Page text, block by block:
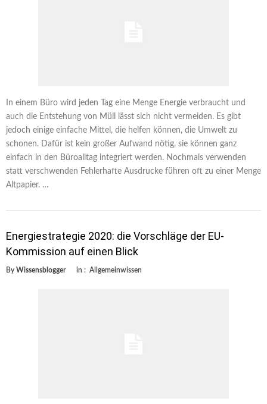
In einem Büro wird jeden Tag eine Menge Energie verbraucht und
auch die Entstehung von Müll lässt sich nicht vermeiden. Es gibt
jedoch einige einfache Mittel, die helfen können, die Umwelt zu
schonen. Dafür ist kein großer Aufwand nötig, sie können ganz
einfach in den Büroalltag integriert werden. Nochmals verwenden
statt verschwenden Fehlerhafte Ausdrucke führen oft zu einer Menge
Altpapier. …
Energiestrategie 2020: die Vorschläge der EU-
Kommission auf einen Blick
By Wissensblogger in : Allgemeinwissen